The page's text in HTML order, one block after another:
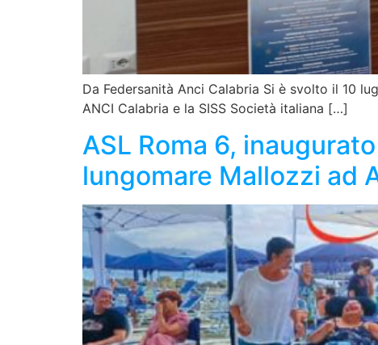
Da Federsanità Anci Calabria Si è svolto il 10
ANCI Calabria e la SISS Società italiana […]
ASL Roma 6,
lungomare Mallozzi ad